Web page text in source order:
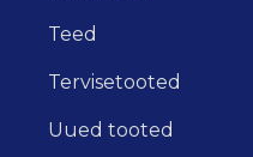
Teed
Tervisetooted
Uued tooted